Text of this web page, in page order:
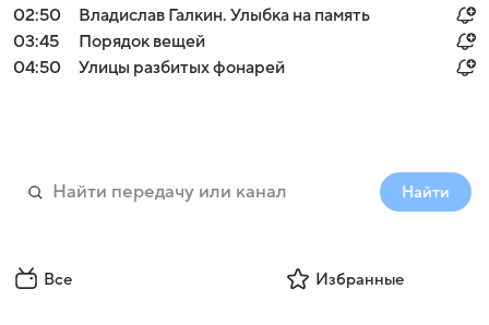
02:50
Владислав Галкин. Улыбка на память
03:45
Порядок вещей
04:50
Улицы разбитых фонарей
Найти
Все Избранные